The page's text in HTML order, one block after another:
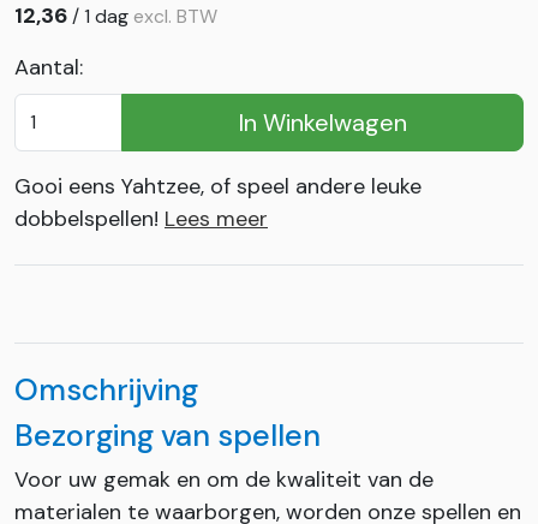
12,36/1 dag excl. BTW
Aantal:
In Winkelwagen
Gooi eens Yahtzee, of speel andere leuke
dobbelspellen! Lees meer
Omschrijving
Bezorging van spellen
Voor uw gemak en om de kwaliteit van de
materialen te waarborgen, worden onze spellen en